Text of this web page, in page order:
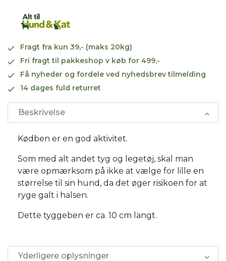
Fragt fra kun 39,- (maks 20kg)
Fri fragt til pakkeshop v køb for 499,-
Få nyheder og fordele ved nyhedsbrev tilmelding
14 dages fuld returret
Beskrivelse
Kødben er en god aktivitet.
Som med alt andet tyg og legetøj, skal man
være opmærksom på ikke at vælge for lille en
størrelse til sin hund, da det øger risikoen for at
ryge galt i halsen.
Dette tyggeben er ca. 10 cm langt.
Yderligere oplysninger